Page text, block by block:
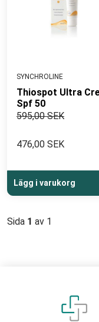
SYNCHROLINE
Thiospot Ultra
Spf 50
595,00 SEK
476,00 SEK
Lägg i varukorg
Sida 1 av 1